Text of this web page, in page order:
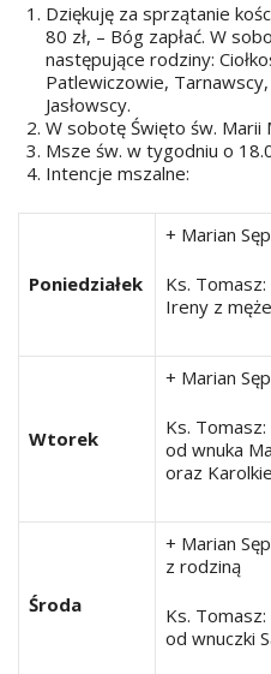
Dziękuję za sprzątanie
80 zł, – Bóg zapłać. W
następujące rodziny:
Patlewiczowie,
Jasłowscy.
W sobotę Święto św. Marii
Msze św. w tygodniu o
Intencje mszalne:
Poniedziałek
+ Marian
Ks. Tomasz:
Ireny z
Wtorek
+ Marian
Ks. Tomasz:
od wnuka
oraz
Środa
+ Marian
z rodziną
Ks. Tomasz:
od wnuczki